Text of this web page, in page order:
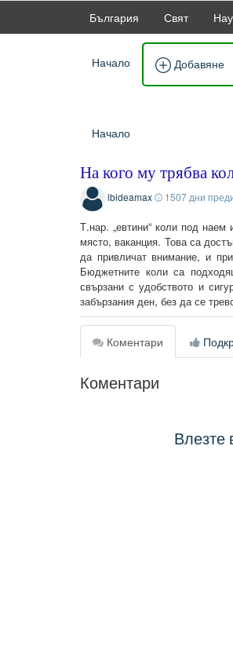
България Свят
Начало Добавяне
Начало
На кого му трябва
lbideamax 1507 дни
Т.нар. „евтини“ коли под
място, ваканция. Това са
да привличат внимание, и
Бюджетните коли са
свързани с удобството и
забързания ден, без да се
Коментари
Коментари
Влезте